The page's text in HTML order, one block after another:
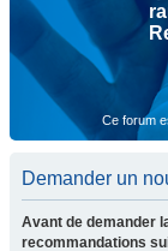
Ce forum
Demander un
Avant de demander
recommandations